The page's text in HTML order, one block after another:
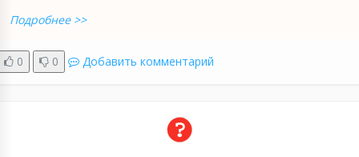
Подробнее >>
0 0 Добавить комментарий